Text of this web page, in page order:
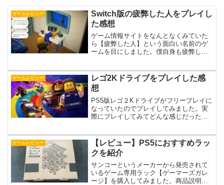
ゲームレビュー
Switch版の疲弊した人をプレイし
た感想
ゲーム情報サイトをなんとなくみていた
ら【疲弊した人】という面白い名前のゲ
ームを目にしました。僕自身も疲弊して
レイしてみたのでゲームの内容や感想を
書いていきます。どんなゲ...
ゲームレビュー
レゴ2Kドライブをプレイした感
想
PS5版レゴ２Kドライブがフリープレイに
なっていたのでプレイしてみました。実
際にプレイしてみてどんな感じだったの
た映像になります。良い点RPG風のレー
スゲームレースや...
ゲームレビュー
【レビュー】PS5におすすめラッ
クを紹介
サンコーというメーカーから発売されて
いるゲーム専用ラック【ゲーマーズガレ
ージ】を購入してみました。商品説明を